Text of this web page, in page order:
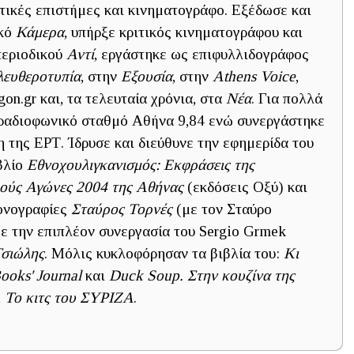
επιστήμες και κινηματογράφο. Εξέδωσε και
Κάμερα, υπήρξε κριτικός κινηματογράφου και
Αντί, εργάστηκε ως επιφυλλιδογράφος
, στην Εξουσία, στην Athens Voice,
και, τα τελευταία χρόνια, στα Νέα. Για πολλά
σταθμό Αθήνα 9,84 ενώ συνεργάστηκε
ΕΡΤ. Ίδρυσε και διεύθυνε την εφημερίδα του
Εθνοχουλιγκανισμός: Εκφράσεις της
Αγώνες 2004 της Αθήνας(εκδόσεις Οξύ) και
Σταύρος Τορνές(με τον Σταύρο
την επιπλέον συνεργασία του Sergio Grmek
. Μόλις κυκλοφόρησαν τα βιβλία του: Κι
Journalκαι Duck Soup. Στην κουζίνα της
Το κιτς του ΣΥΡΙΖΑ.